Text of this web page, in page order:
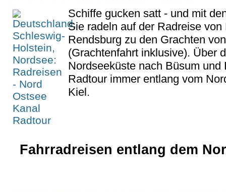
Schiffe gucken satt - und mit
Sie radeln auf der Radreise von
Rendsburg zu den Grachten
(Grachtenfahrt inklusive). Über
Nordseeküste nach Büsum
Radtour immer entlang vom
Kiel.
Fahrradreisen entlang dem